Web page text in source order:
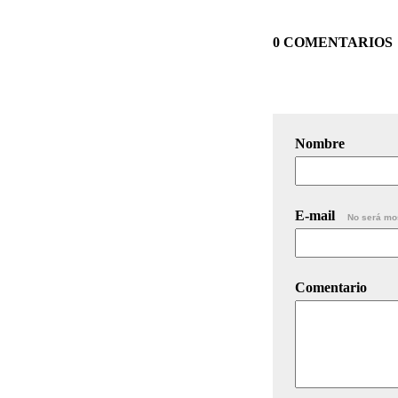
0 COMENTARIOS
Nombre
E-mail No será
Comentario